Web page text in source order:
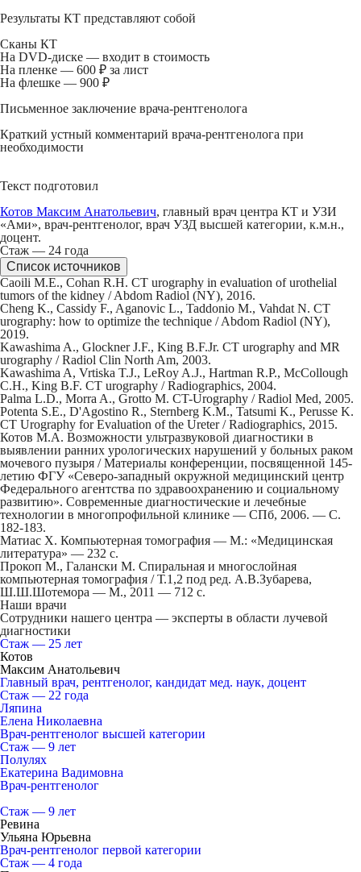
Результаты КТ представляют собой
Сканы КТ
На DVD-диске — входит в стоимость
На пленке — 600 ₽ за лист
На флешке — 900 ₽
Письменное заключение врача-рентгенолога
Краткий устный комментарий врача-рентгенолога при
необходимости
Текст подготовил
Котов Максим Анатольевич, главный врач центра КТ и УЗИ
«Ами», врач-рентгенолог, врач УЗД высшей категории, к.м.н.,
доцент.
Стаж — 24 года
Список источников
Caoili M.E., Cohan R.H. CT urography in evaluation of urothelial
tumors of the kidney / Abdom Radiol (NY), 2016.
Cheng K., Cassidy F., Aganovic L., Taddonio M., Vahdat N. CT
urography: how to optimize the technique / Abdom Radiol (NY),
2019.
Kawashima A., Glockner J.F., King B.F.Jr. CT urography and MR
urography / Radiol Clin North Am, 2003.
Kawashima A, Vrtiska T.J., LeRoy A.J., Hartman R.P., McCollough
C.H., King B.F. CT urography / Radiographics, 2004.
Palma L.D., Morra A., Grotto M. CT-Urography / Radiol Med, 2005.
Potenta S.E., D'Agostino R., Sternberg K.M., Tatsumi K., Perusse K.
CT Urography for Evaluation of the Ureter / Radiographics, 2015.
Котов М.А. Возможности ультразвуковой диагностики в
выявлении ранних урологических нарушений у больных раком
мочевого пузыря / Материалы конференции, посвященной 145-
летию ФГУ «Северо-западный окружной медицинский центр
Федерального агентства по здравоохранению и социальному
развитию»‎. Современные диагностические и лечебные
технологии в многопрофильной клинике — СПб, 2006. — С.
182-183.
Матиас Х. Компьютерная томография — М.: «Медицинская
литература» — 232 с.
Прокоп М., Галански М. Спиральная и многослойная
компьютерная томография / Т.1,2 под ред. А.В.Зубарева,
Ш.Ш.Шотемора — М., 2011 — 712 с.
Наши врачи
Сотрудники нашего центра — эксперты в области лучевой
диагностики
Стаж — 25 лет
Котов
Максим Анатольевич
Главный врач, рентгенолог, кандидат мед. наук, доцент
Стаж — 22 года
Ляпина
Елена Николаевна
Врач-рентгенолог высшей категории
Стаж — 9 лет
Полулях
Екатерина Вадимовна
Врач-рентгенолог
Стаж — 9 лет
Ревина
Ульяна Юрьевна
Врач-рентгенолог первой категории
Стаж — 4 года